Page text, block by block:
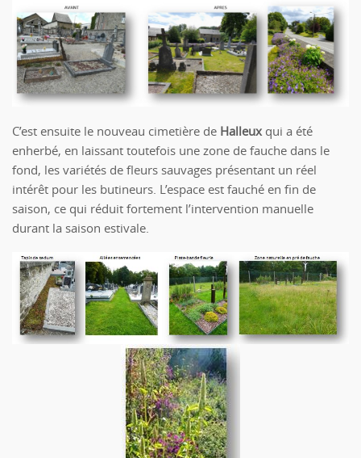
C’est ensuite le nouveau cimetière de Halleuxqui a été
enherbé, en laissant toutefois une zone de fauche dans le
fond, les variétés de fleurs sauvages présentant un réel
intérêt pour les butineurs. L’espace est fauché en fin de
saison, ce qui réduit fortement l’intervention manuelle
durant la saison estivale.